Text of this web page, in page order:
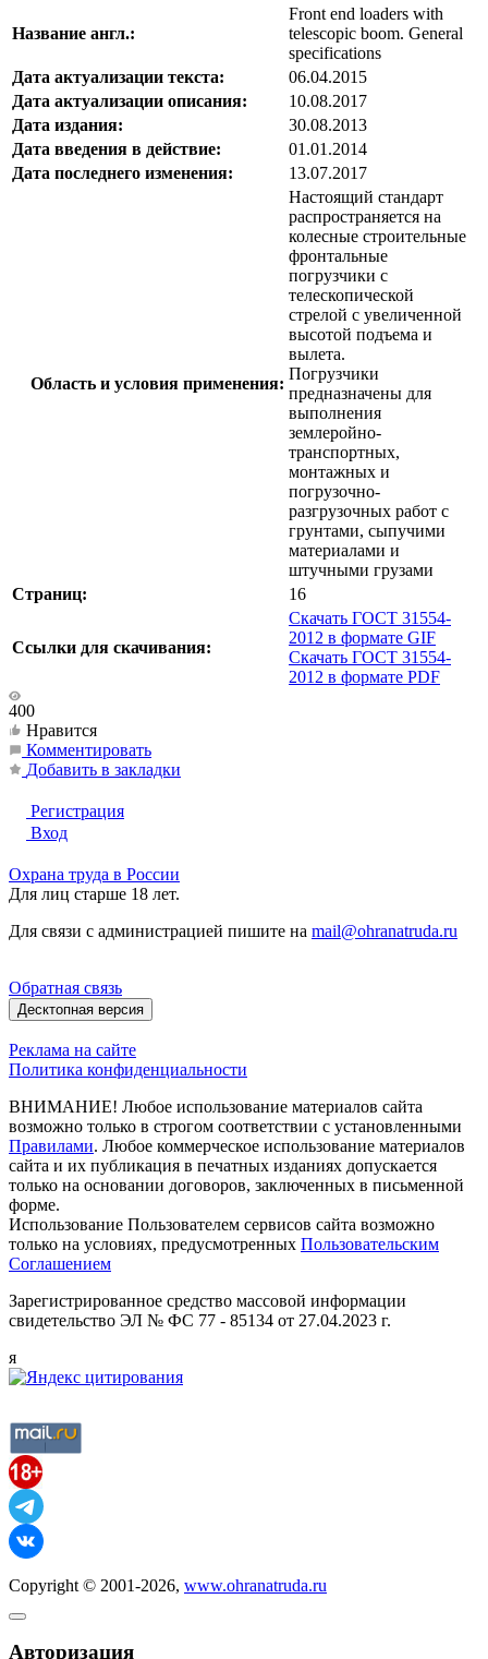
Название англ.:
Front end loaders with
telescopic boom. General
specifications
Дата актуализации текста:
06.04.2015
Дата актуализации описания:
10.08.2017
Дата издания:
30.08.2013
Дата введения в действие:
01.01.2014
Дата последнего изменения:
13.07.2017
Область и условия применения:
Настоящий стандарт
распространяется на
колесные строительные
фронтальные
погрузчики с
телескопической
стрелой с увеличенной
высотой подъема и
вылета.
Погрузчики
предназначены для
выполнения
землеройно-
транспортных,
монтажных и
погрузочно-
разгрузочных работ с
грунтами, сыпучими
материалами и
штучными грузами
Страниц:
16
Ссылки для скачивания:
Скачать ГОСТ 31554-
2012 в формате GIF
Скачать ГОСТ 31554-
2012 в формате PDF
400
Нравится
Комментировать
Добавить в закладки
Регистрация
Вход
Охрана труда в России
Для лиц старше 18 лет.
Для связи с администрацией пишите на mail@ohranatruda.ru
Обратная связь
Десктопная версия
Реклама на сайте
Политика конфиденциальности
ВНИМАНИЕ! Любое использование материалов сайта
возможно только в строгом соответствии с установленными
Правилами. Любое коммерческое использование материалов
сайта и их публикация в печатных изданиях допускается
только на основании договоров, заключенных в письменной
форме.
Использование Пользователем сервисов сайта возможно
только на условиях, предусмотренных Пользовательским
Соглашением
Зарегистрированное средство массовой информации
свидетельство ЭЛ № ФС 77 - 85134 от 27.04.2023 г.
я
Copyright © 2001-2026, www.ohranatruda.ru
Авторизация